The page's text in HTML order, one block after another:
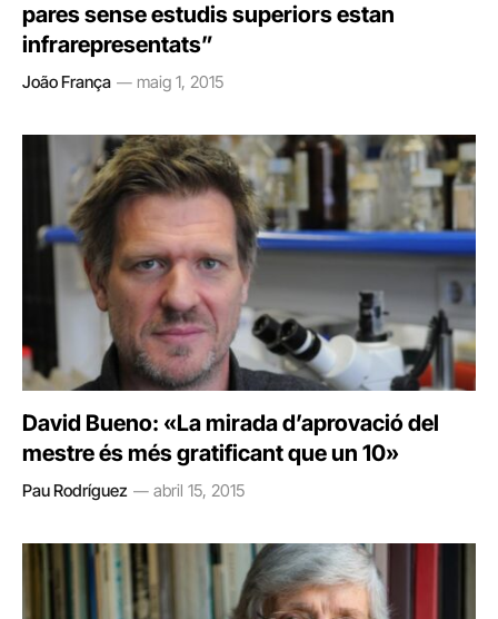
pares sense estudis superiors estan
infrarepresentats”
João França maig 1, 2015
David Bueno: «La mirada d’aprovació del
mestre és més gratificant que un 10»
Pau Rodríguez abril 15, 2015